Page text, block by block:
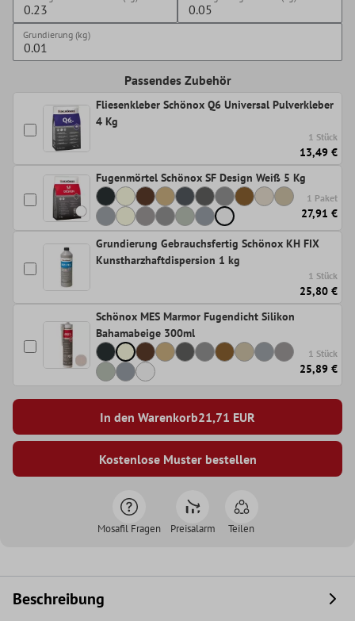
Grundierung (kg)
Passendes Zubehör
Fliesenkleber Schönox Q6 Universal Pulverkleber
4 Kg
1 Stück
13,49 €
Fugenmörtel Schönox SF Design Weiß 5 Kg
1 Paket
27,91 €
Grundierung Gebrauchsfertig Schönox KH FIX
Kunstharzhaftdispersion 1 kg
1 Stück
25,80 €
Schönox MES Marmor Fugendicht Silikon
Bahamabeige 300ml
1 Stück
25,89 €
In den Warenkorb21,71 EUR
Kostenlose Muster bestellen
Mosafil Fragen Preisalarm Teilen
Beschreibung